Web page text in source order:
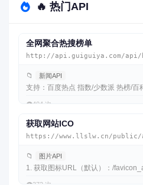
🔥 热门API
全网聚合热搜榜单
http://api.guiguiya.com/
📁 新闻API
支持：百度热点 指数/少数派 热榜/百
👁️404 次
获取网站ICO
https://www.llslw.cn/
📁 图片API
1. 获取图标URL（默认）：/